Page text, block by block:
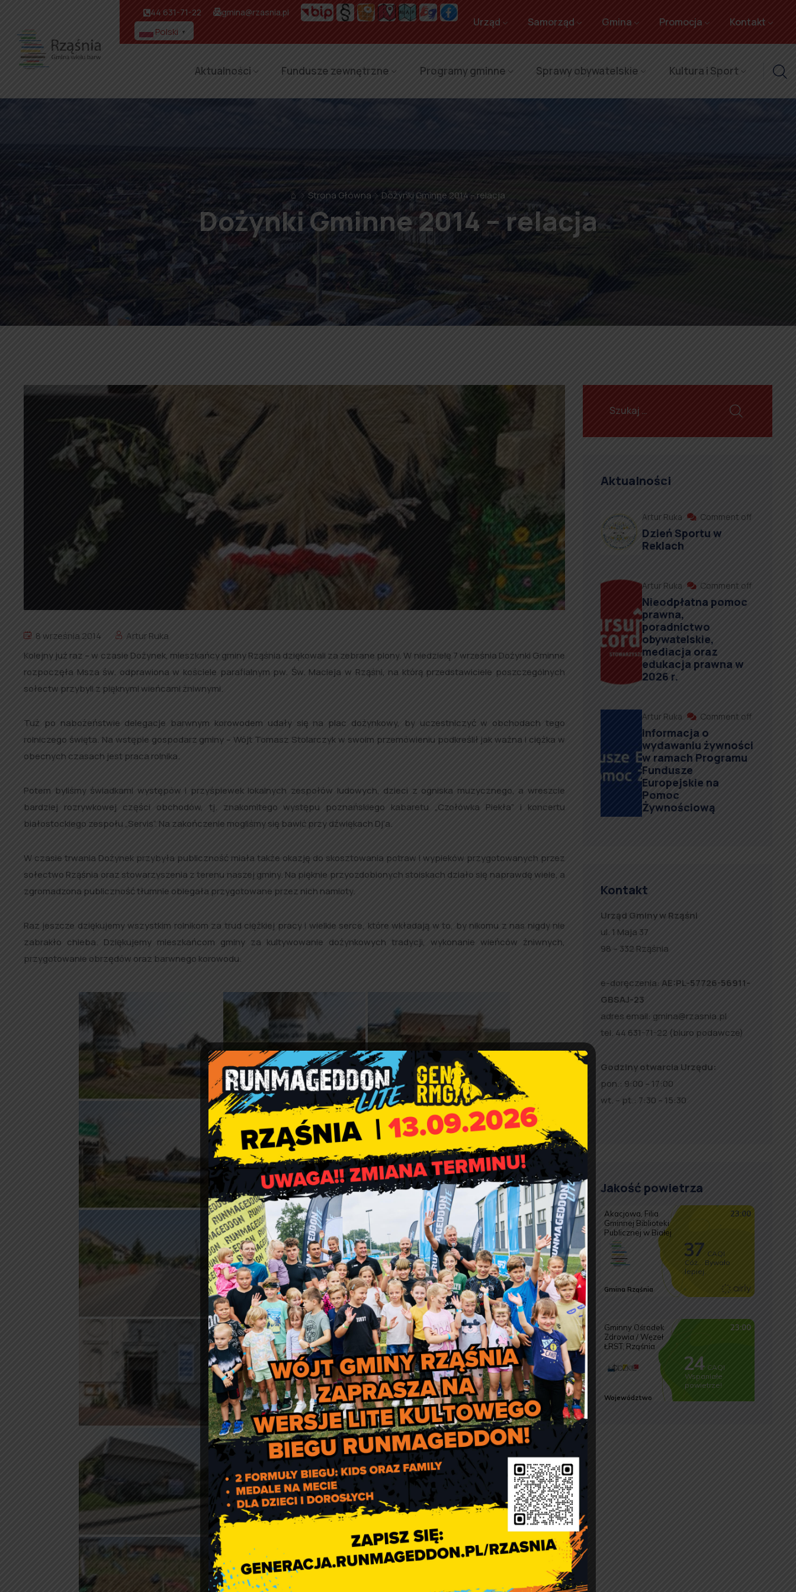
44 631-71-22 gmina@rzasnia.pl
Polski ▼
Urząd Samorząd Gmina Promocja Kontakt
Aktualności Fundusze zewnętrzne Programy gminne Sprawy obywatelskie Kultura i Sport
⌂ Strona Główna Dożynki Gminne 2014 – relacja
Dożynki Gminne 2014 – relacja
8 września 2014
Artur Ruka
Kolejny już raz – w czasie Dożynek, mieszkańcy gminy Rząśnia dziękowali za zebrane plony. W niedzielę 7 września Dożynki Gminne
rozpoczęła Msza św. odprawiona w kościele parafialnym pw. Św. Macieja w Rząśni, na którą przedstawiciele poszczególnych
sołectw przybyli z pięknymi wieńcami żniwnymi.
Tuż po nabożeństwie delegacje barwnym korowodem udały się na plac dożynkowy, by uczestniczyć w obchodach tego
rolniczego święta. Na wstępie gospodarz gminy – Wójt Tomasz Stolarczyk w swoim przemówieniu podkreślił jak ważna i ciężka w
obecnych czasach jest praca rolnika.
Potem byliśmy świadkami występów i przyśpiewek lokalnych zespołów ludowych, dzieci z ogniska muzycznego, a wreszcie
bardziej rozrywkowej części obchodów, tj. znakomitego występu poznańskiego kabaretu „Czołówka Piekła” i koncertu
białostockiego zespołu „Servis”. Na zakończenie mogliśmy się bawić przy dźwiękach Dj’a.
W czasie trwania Dożynek przybyła publiczność miała także okazję do skosztowania potraw i wypieków przygotowanych przez
sołectwo Rząśnia oraz stowarzyszenia z terenu naszej gminy. Na pięknie przyozdobionych stoiskach działo się naprawdę wiele, a
zgromadzona publiczność tłumnie oblegała przygotowane przez nich namioty.
Raz jeszcze dziękujemy wszystkim rolnikom za trud ciężkiej pracy i wielkie serce, które wkładają w to, by nikomu z nas nigdy nie
zabrakło chleba. Dziękujemy mieszkańcom gminy za kultywowanie dożynkowych tradycji, wykonanie wieńców żniwnych,
przygotowanie obrzędów oraz barwnego korowodu.
Aktualności
Artur Ruka Comment off
Dzień Sportu w
Reklach
Artur Ruka Comment off
Nieodpłatna pomoc
prawna,
poradnictwo
obywatelskie,
mediacja oraz
edukacja prawna w
2026 r.
Artur Ruka Comment off
Informacja o
wydawaniu żywności
w ramach Programu
Fundusze
Europejskie na
Pomoc
Żywnościową
Kontakt
Urząd Gminy w Rząśni
ul. 1 Maja 37
98 – 332 Rząśnia
e-doręczenia: AE:PL-57726-56911-
GBSAJ-23
adres email: gmina@rzasnia.pl
tel. 44 631-71-22 (biuro podawcze)
Godziny otwarcia Urzędu:
pon.: 9:00 – 17:00
wt. – pt.: 7:30 – 15:30
Jakość powietrza